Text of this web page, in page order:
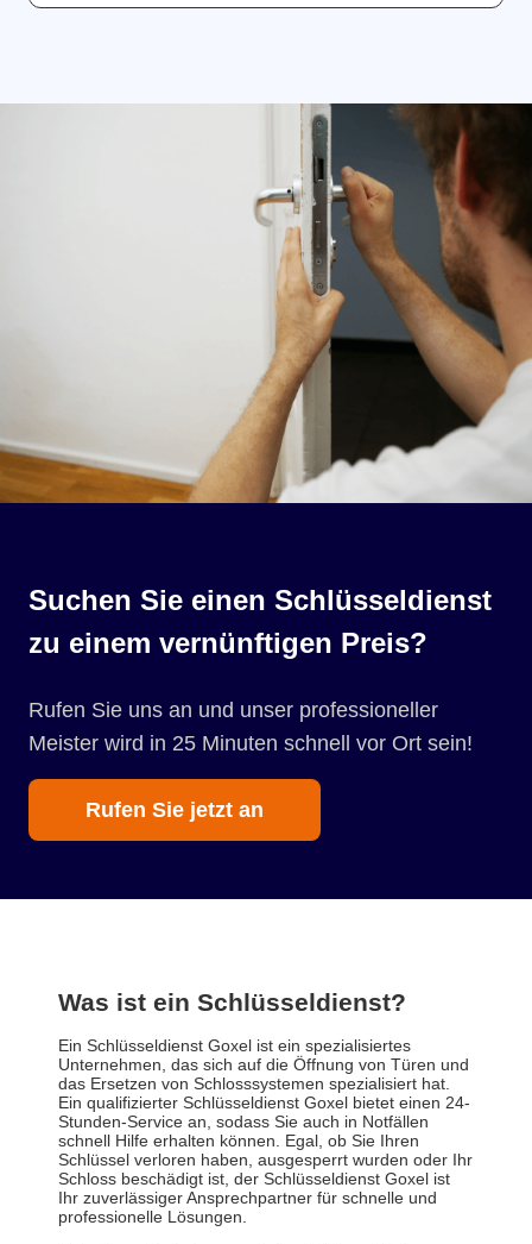
Suchen Sie einen Schlüsseldienst
zu einem vernünftigen Preis?
Rufen Sie uns an und unser professioneller
Meister wird in 25 Minuten schnell vor Ort sein!
Rufen Sie jetzt an
Was ist ein Schlüsseldienst?
Ein Schlüsseldienst Goxel ist ein spezialisiertes
Unternehmen, das sich auf die Öffnung von Türen und
das Ersetzen von Schlosssystemen spezialisiert hat.
Ein qualifizierter Schlüsseldienst Goxel bietet einen 24-
Stunden-Service an, sodass Sie auch in Notfällen
schnell Hilfe erhalten können. Egal, ob Sie Ihren
Schlüssel verloren haben, ausgesperrt wurden oder Ihr
Schloss beschädigt ist, der Schlüsseldienst Goxel ist
Ihr zuverlässiger Ansprechpartner für schnelle und
professionelle Lösungen.